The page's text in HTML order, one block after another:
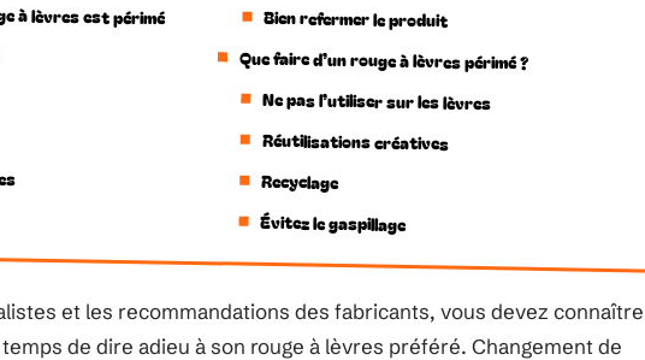
à lèvres est périmé Bien refermer le produit
Que faire d’un rouge à lèvres périmé ?
Ne pas l’utiliser sur les lèvres
Réutilisations créatives
Recyclage
Évitez le gaspillage
et les recommandations des fabricants, vous devez connaître
de dire adieu à son rouge à lèvres préféré. Changement de